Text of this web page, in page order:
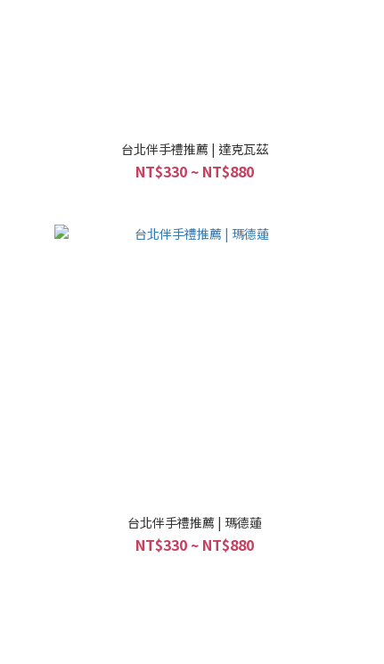
台北伴手禮推薦 | 達克瓦茲
NT$330 ~ NT$880
台北伴手禮推薦 | 瑪德蓮
NT$330 ~ NT$880